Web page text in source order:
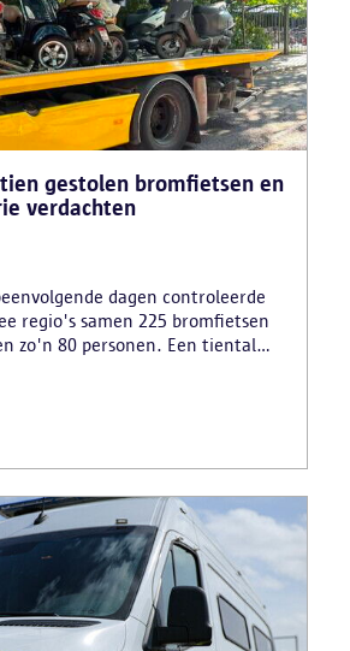
gestolen bromfietsen en
verdachten
dagen controleerde
regio's samen 225 bromfietsen
zo'n 80 personen. Een tiental
Daarnaast arresteerde de politie
inbrekersmateriaal gevonden.